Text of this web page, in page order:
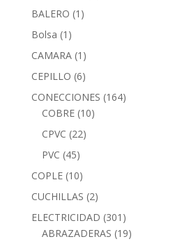
BALERO (1)
Bolsa (1)
CAMARA (1)
CEPILLO (6)
CONECCIONES (164)
COBRE (10)
CPVC (22)
PVC (45)
COPLE (10)
CUCHILLAS (2)
ELECTRICIDAD (301)
ABRAZADERAS (19)